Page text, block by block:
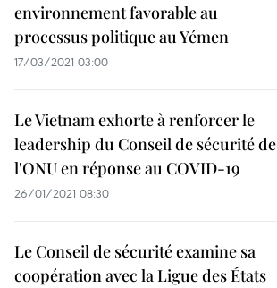
environnement favorable au
processus politique au Yémen
17/03/2021 03:00
Le Vietnam exhorte à renforcer le
leadership du Conseil de sécurité de
l'ONU en réponse au COVID-19
26/01/2021 08:30
Le Conseil de sécurité examine sa
coopération avec la Ligue des États